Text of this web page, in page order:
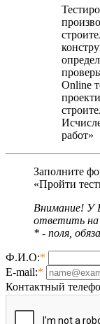
Online
работ»
Заполните
«Пройти
Внимание! У
ответить на
* - поля,
Ф.И.О:*
E-mail:*
Контактный